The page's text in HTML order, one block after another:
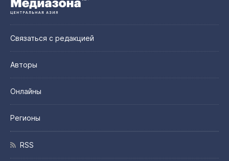
Связаться с редакцией
Авторы
Онлайны
Регионы
RSS